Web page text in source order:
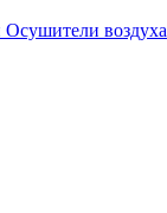
воздуха